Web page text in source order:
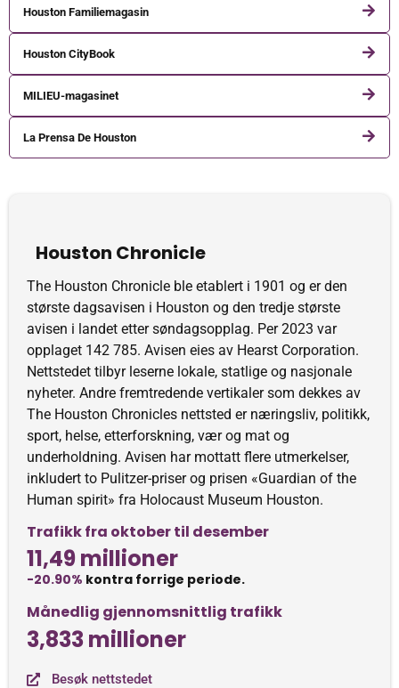
Houston Familiemagasin
Houston CityBook
MILIEU-magasinet
La Prensa De Houston
Houston Chronicle
The Houston Chronicle ble etablert i 1901 og er den
største dagsavisen i Houston og den tredje største
avisen i landet etter søndagsopplag. Per 2023 var
opplaget 142 785. Avisen eies av Hearst Corporation.
Nettstedet tilbyr leserne lokale, statlige og nasjonale
nyheter. Andre fremtredende vertikaler som dekkes av
The Houston Chronicles nettsted er næringsliv, politikk,
sport, helse, etterforskning, vær og mat og
underholdning. Avisen har mottatt flere utmerkelser,
inkludert to Pulitzer-priser og prisen «Guardian of the
Human spirit» fra Holocaust Museum Houston.
Trafikk fra oktober til desember
11,49 millioner
-20.90% kontra forrige periode.
Månedlig gjennomsnittlig trafikk
3,833 millioner
Besøk nettstedet